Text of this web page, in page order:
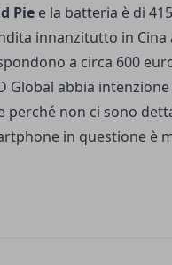
Pie e la batteria è di
innanzitutto in Cina
a circa 600
Global abbia
perché non ci sono
in questione è